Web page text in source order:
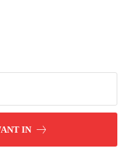
IN